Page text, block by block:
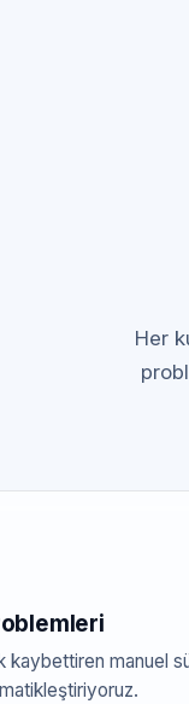
Her
kaybettiren manuel